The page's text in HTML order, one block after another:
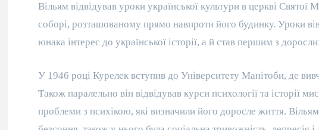
Вільям відвідував уроки української культури в церкві
соборі, розташованому прямо навпроти його будинку. Уроки
юнака інтерес до української історії, а й став першим з
У 1946 році Курелек вступив до Університету Манітоби, де
Також паралельно він відвідував курси психології та історії
проблеми з психікою, які визначили його доросле життя.